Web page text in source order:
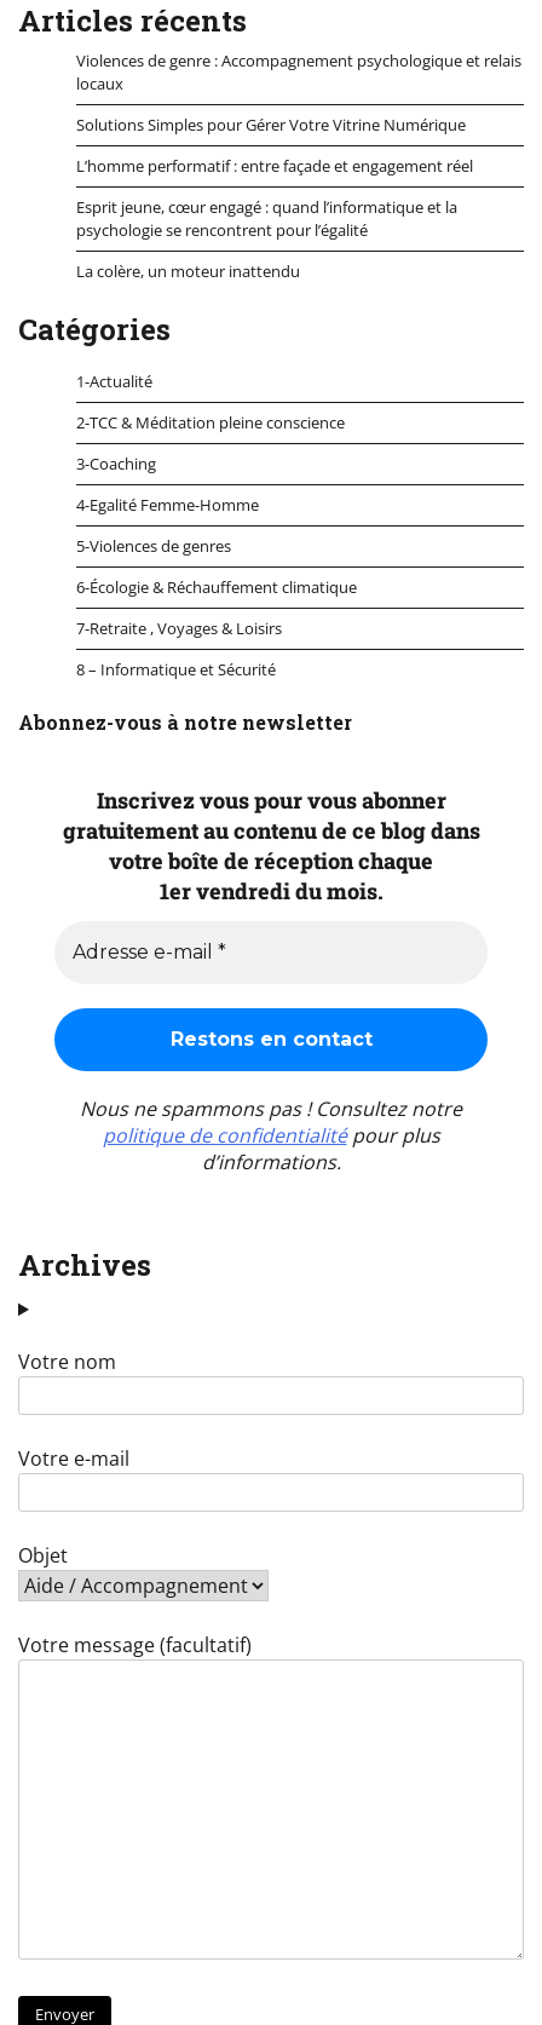
Articles récents
Violences de genre : Accompagnement psychologique et relais
locaux
Solutions Simples pour Gérer Votre Vitrine Numérique
L’homme performatif : entre façade et engagement réel
Esprit jeune, cœur engagé : quand l’informatique et la
psychologie se rencontrent pour l’égalité
La colère, un moteur inattendu
Catégories
1-Actualité
2-TCC & Méditation pleine conscience
3-Coaching
4-Egalité Femme-Homme
5-Violences de genres
6-Écologie & Réchauffement climatique
7-Retraite , Voyages & Loisirs
8 – Informatique et Sécurité
Abonnez-vous à notre newsletter
Inscrivez vous pour vous abonner
gratuitement au contenu de ce blog dans
votre boîte de réception chaque
1er vendredi du mois.
Nous ne spammons pas ! Consultez notre
politique de confidentialitépour plus
d’informations.
Archives
Votre nom
Votre e-mail
Objet
Votre message (facultatif)